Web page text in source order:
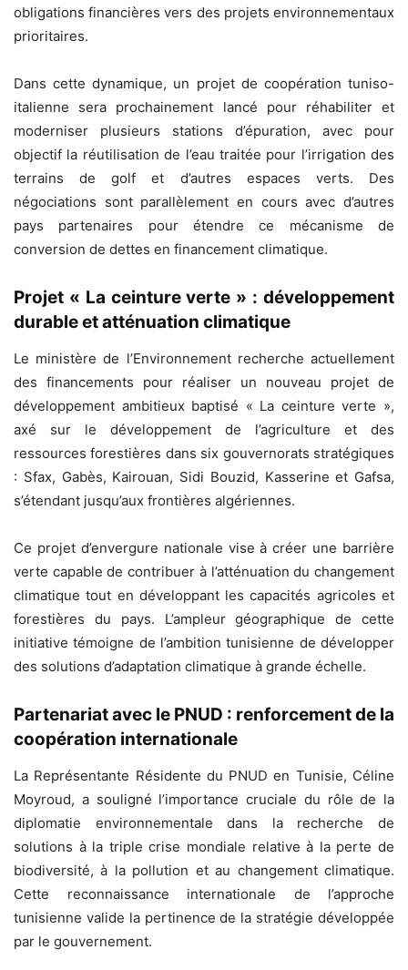
obligations financières vers des projets environnementaux
prioritaires.
Dans cette dynamique, un projet de coopération tuniso-
italienne sera prochainement lancé pour réhabiliter et
moderniser plusieurs stations d’épuration, avec pour
objectif la réutilisation de l’eau traitée pour l’irrigation des
terrains de golf et d’autres espaces verts. Des
négociations sont parallèlement en cours avec d’autres
pays partenaires pour étendre ce mécanisme de
conversion de dettes en financement climatique.
Projet « La ceinture verte » : développement
durable et atténuation climatique
Le ministère de l’Environnement recherche actuellement
des financements pour réaliser un nouveau projet de
développement ambitieux baptisé « La ceinture verte »,
axé sur le développement de l’agriculture et des
ressources forestières dans six gouvernorats stratégiques
: Sfax, Gabès, Kairouan, Sidi Bouzid, Kasserine et Gafsa,
s’étendant jusqu’aux frontières algériennes.
Ce projet d’envergure nationale vise à créer une barrière
verte capable de contribuer à l’atténuation du changement
climatique tout en développant les capacités agricoles et
forestières du pays. L’ampleur géographique de cette
initiative témoigne de l’ambition tunisienne de développer
des solutions d’adaptation climatique à grande échelle.
Partenariat avec le PNUD : renforcement de la
coopération internationale
La Représentante Résidente du PNUD en Tunisie, Céline
Moyroud, a souligné l’importance cruciale du rôle de la
diplomatie environnementale dans la recherche de
solutions à la triple crise mondiale relative à la perte de
biodiversité, à la pollution et au changement climatique.
Cette reconnaissance internationale de l’approche
tunisienne valide la pertinence de la stratégie développée
par le gouvernement.